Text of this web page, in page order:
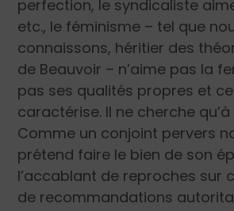
perfection, le syndicaliste
etc., le féminisme – tel que
connaissons, héritier des
de Beauvoir – n’aime pas la
pas ses qualités propres et
caractérise. Il ne cherche
Comme un conjoint pervers
prétend faire le bien de son
l’accablant de reproches sur
de recommandations